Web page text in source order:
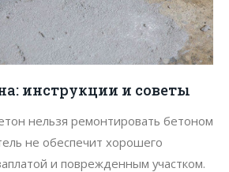
инструкции и советы
нельзя ремонтировать бетоном
не обеспечит хорошего
и поврежденным участком.